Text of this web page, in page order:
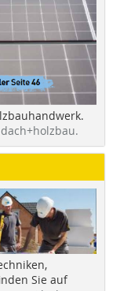
Sie auf